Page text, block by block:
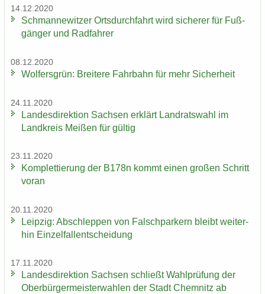
14.12.2020
Sch­man­ne­wit­zer Orts­durch­fahrt wird si­che­rer für Fuß­
gän­ger und Rad­fah­rer
08.12.2020
Wol­fers­grün: Brei­te­re Fahr­bahn für mehr Si­cher­heit
24.11.2020
Lan­des­di­rek­ti­on Sach­sen er­klärt Land­rats­wahl im
Land­kreis Mei­ßen für gül­tig
23.11.2020
Kom­plet­tie­rung der B178n kommt einen gro­ßen Schritt
voran
20.11.2020
Leip­zig: Ab­schlep­pen von Falsch­par­kern bleibt wei­ter­
hin Ein­zel­fall­ent­schei­dung
17.11.2020
Lan­des­di­rek­ti­on Sach­sen schließt Wahl­prü­fung der
Ober­bür­ger­meis­ter­wah­len der Stadt Chem­nitz ab